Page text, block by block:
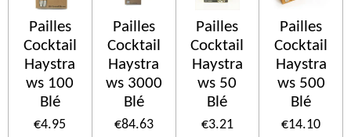
Pailles
Cocktail
Haystra
ws 100
Blé
€4.95
Pailles
Cocktail
Haystra
ws 3000
Blé
€84.63
Pailles
Cocktail
Haystra
ws 50
Blé
€3.21
Pailles
Cocktail
Haystra
ws 500
Blé
€14.10